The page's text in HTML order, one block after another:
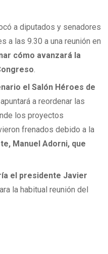
a diputados y senadores
a las 9.30 a una reunión en
cómo avanzará la
el Salón Héroes de
a reordenar las
los proyectos
frenados debido a la
Manuel Adorni, que
el presidente Javier
la habitual reunión del